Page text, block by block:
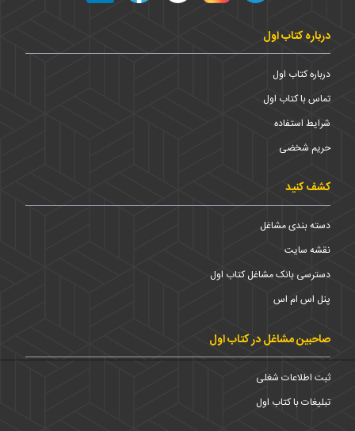
درباره کتاب اول
درباره کتاب اول
تماس با کتاب اول
شرایط استفاده
حریم شخضی
کشف کنید
دسته بندی مشاغل
نقشه سایت
دسترسی بانک مشاغل کتاب اول
پنل اس ام اس
صاحبین مشاغل در کتاب اول
ثبت اطلاعات شغلی
تبلیغات با کتاب اول